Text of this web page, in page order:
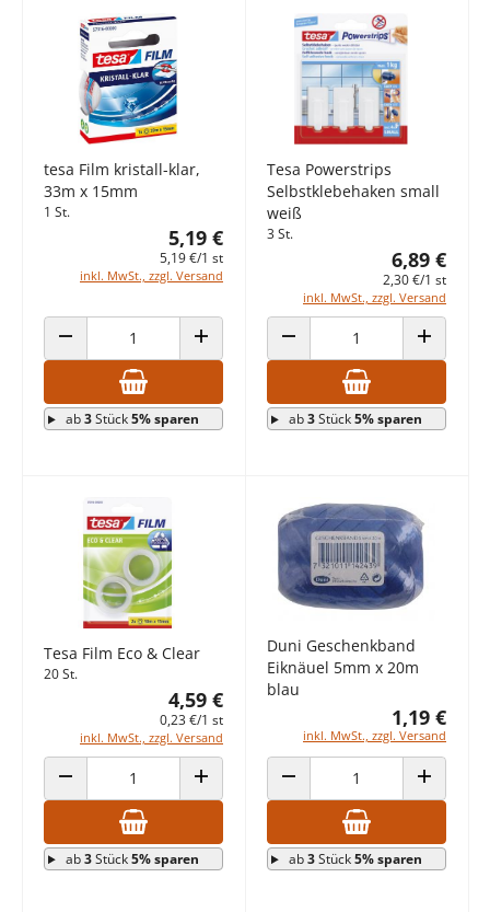
tesa Film kristall-klar,
33m x 15mm
1 St.
5,19 €
5,19 €/1 st
inkl. MwSt., zzgl. Versand
ANZAHL VERRINGERN ANZAHL ERHÖHEN
ab3Stück5% sparen
Tesa Powerstrips
Selbstklebehaken small
weiß
3 St.
6,89 €
2,30 €/1 st
inkl. MwSt., zzgl. Versand
ANZAHL VERRINGERN ANZAHL
ab3Stück5% sparen
Tesa Film Eco & Clear
20 St.
4,59 €
0,23 €/1 st
inkl. MwSt., zzgl. Versand
ANZAHL VERRINGERN ANZAHL ERHÖHEN
ab3Stück5% sparen
Duni Geschenkband
Eiknäuel 5mm x 20m
blau
1,19 €
inkl. MwSt., zzgl. Versand
ANZAHL VERRINGERN ANZAHL
ab3Stück5% sparen